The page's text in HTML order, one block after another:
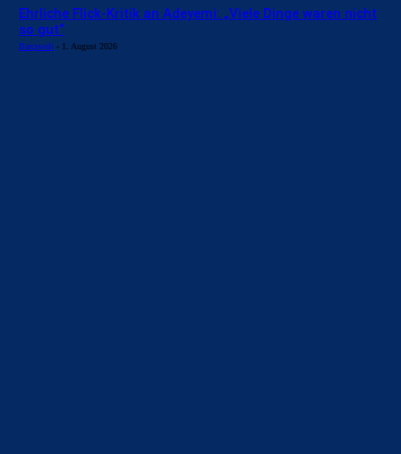
Ehrliche Flick-Kritik an Adeyemi: „Viele Dinge waren nicht
so gut“
Barçawelt - 1. August 2026